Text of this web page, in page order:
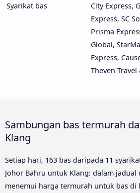
Syarikat bas
City Express,
Express, SC
Prisma
Global,
Express,
Theven
Sambungan bas termurah
Klang
Setiap hari, 163 bas daripada 11
Johor Bahru untuk Klang: dalam jadual
menemui harga termurah untuk bas